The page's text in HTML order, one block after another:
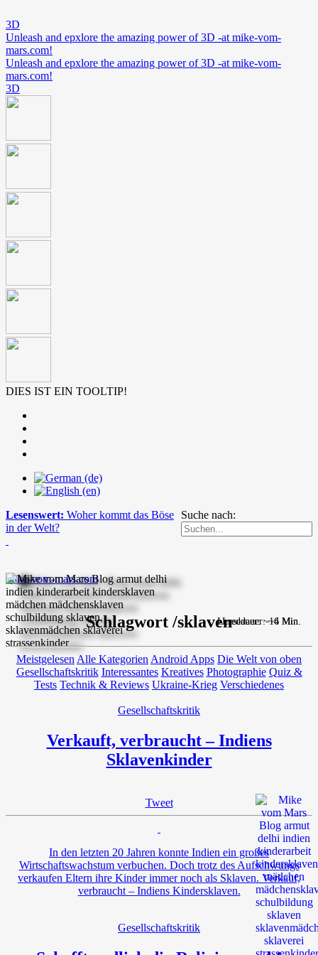
3D
Unleash and epxlore the amazing power of 3D -at mike-vom-
mars.com!
Unleash and epxlore the amazing power of 3D -at mike-vom-
mars.com!
3D
DIES IST EIN TOOLTIP!
Suche nach:
Lesenswert: Woher kommt das Böse
in der Welt?
mike-vom-mars.com
Schlagwort /sklaven
Meistgelesen Alle Kategorien Android Apps Die Welt von oben
Gesellschaftskritik Interessantes Kreatives Photographie Quiz &
Tests Technik & Reviews Ukraine-Krieg Verschiedenes
Gesellschaftskritik
Verkauft, verbraucht – Indiens
Sklavenkinder
Tweet
Lesedauer: ~6 Min.
In den letzten 20 Jahren konnte Indien ein großes
Wirtschaftswachstum verbuchen. Doch trotz des Aufschwungs
verkaufen Eltern ihre Kinder immer noch als Sklaven. Verkauf,
verbraucht – Indiens Kindersklaven.
Gesellschaftskritik
Lesedauer: ~14 Min.